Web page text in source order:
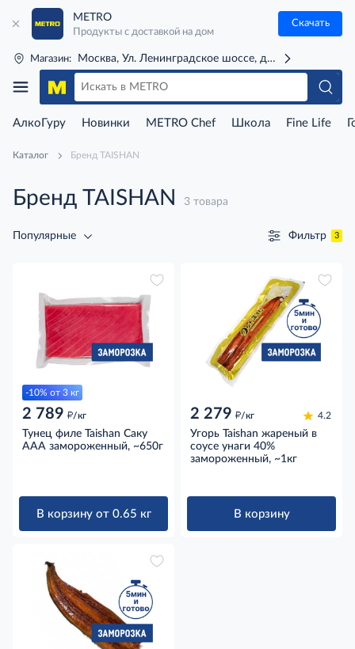
METRO
Продукты с доставкой на дом
Скачать
Магазин: Москва, Ул. Ленинградское шоссе, д. 71Г (м. Речной
АлкоГуру Новинки METRO Chef Школа Fine Life
Каталог Бренд TAISHAN
Бренд TAISHAN 3 товара
Популярные Фильтр 3
-10% от 3 кг
2 789 д/кг
Тунец филе Taishan Саку
ААА замороженный, ~650г
В корзину от 0.65 кг
2 279 д/кг 4.2
Угорь Taishan жареный в
соусе унаги 40%
замороженный, ~1кг
В корзину